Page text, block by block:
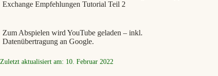
Exchange Empfehlungen Tutorial Teil 2
Zum Abspielen wird YouTube geladen – inkl.
Datenübertragung an Google.
Zuletzt aktualisiert am: 10. Februar 2022